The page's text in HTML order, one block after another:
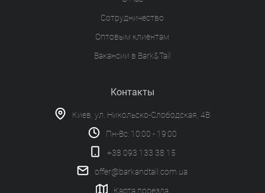
Сотрудничество
Оптовым клиентам
Вакансии в Bark&Tail
Контакты
Киев, ул. Никольско-Слободская, 4В
Пн-Вс: 10:00 - 19:00
+38 093 133 38 15
offer@barkandtail.com.ua
Карта проезда